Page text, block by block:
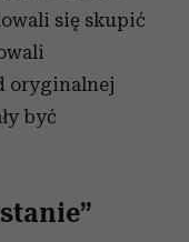
się skupić
oryginalnej
być